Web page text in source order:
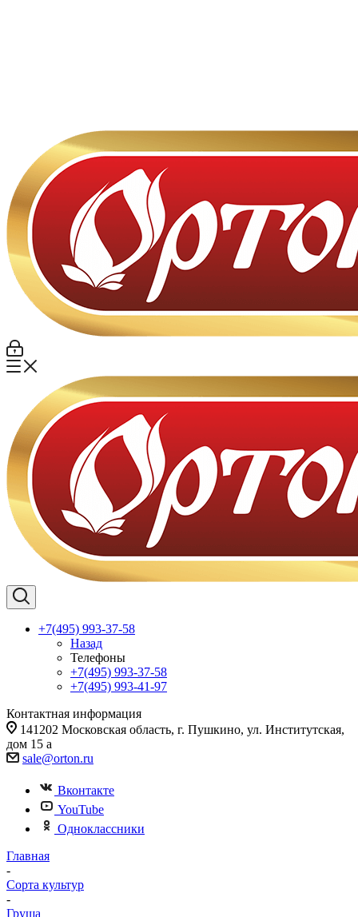
+7(495) 993-37-58
Назад
Телефоны
+7(495) 993-37-58
+7(495) 993-41-97
Контактная информация
141202 Московская область, г. Пушкино, ул. Институтская,
дом 15 а
sale@orton.ru
Вконтакте
YouTube
Одноклассники
Главная
-
Сорта культур
-
Груша